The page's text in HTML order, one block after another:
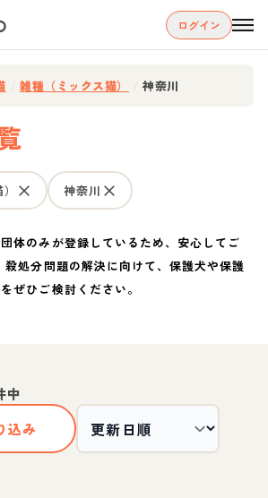
ログイン
雑種（ミックス猫） 神奈川
神奈川
体のみが登録しているため、安心してご
処分問題の解決に向けて、保護犬や保護
ぜひご検討ください。
中
込み